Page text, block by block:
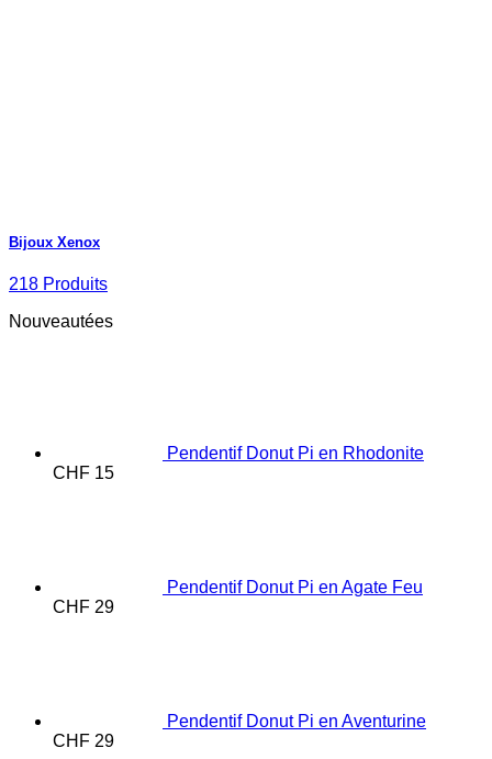
Bijoux Xenox
218 Produits
Nouveautées
Pendentif Donut Pi en Rhodonite
CHF 15
Pendentif Donut Pi en Agate Feu
CHF 29
Pendentif Donut Pi en Aventurine
CHF 29